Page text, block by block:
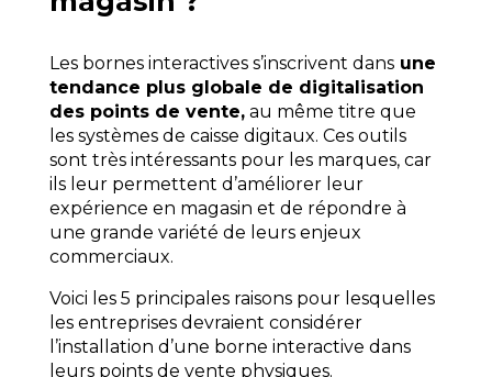
Les bornes interactives s’inscrivent dansune
tendance plus globale de digitalisation
des points de vente,au même titre que
les systèmes de caisse digitaux. Ces outils
sont très intéressants pour les marques, car
ils leur permettent d’améliorer leur
expérience en magasin et de répondre à
une grande variété de leurs enjeux
commerciaux.
Voici les 5 principales raisons pour lesquelles
les entreprises devraient considérer
l’installation d’une borne interactive dans
leurs points de vente physiques.